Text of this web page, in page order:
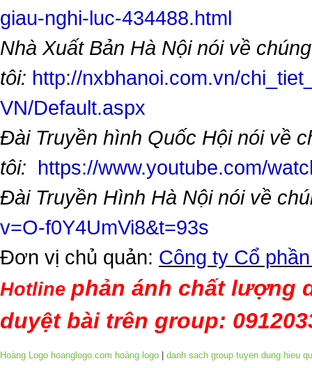
giau-nghi-luc-434488.html
Nhà Xuất Bản Hà Nội nói về chúng
tôi: http://nxbhanoi.com.vn/
VN/Default.aspx
Đài Truyền hình Quốc Hội nói về
tôi: https://www.youtube.com/
Đài Truyền Hình Hà Nội nói về
v=O-f0Y4UmVi8&t=93s
Đơn vị chủ quản: Công ty Cổ
Hotline phản ánh chất lượng
duyệt bài trên group:
Hoàng Logo hoanglogo.com hoàng logo | danh sach group tuyen dung hieu